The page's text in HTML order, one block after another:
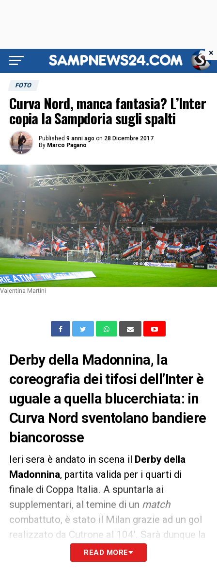
FOTO
Curva Nord, manca fantasia? L’Inter
copia la Sampdoria sugli spalti
Published 9 anni ago on 28 Dicembre 2017
By Marco Pagano
Valentina Martini
Derby della Madonnina, la
coreografia dei tifosi dell’Inter è
uguale a quella blucerchiata: in
Curva Nord sventolano bandiere
biancorosse
Ieri sera è andato in scena il Derby della
Madonnina, partita valida per i quarti di
finale di Coppa Italia. A spuntarla ai
supplementari, al temine di un match
combattuto, è stato il Milan grazie ad un gol
realizzato da Cutrone al 104′. Sarà dunque la
squadra rossonera ad affrontare nella
doppia semifinale la Lazio, uscita vincente il
READ MORE
×